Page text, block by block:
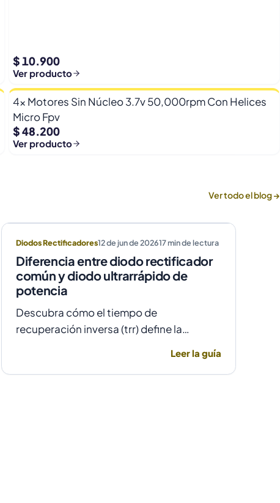
$ 10.900
Ver producto
4x Motores Sin Núcleo 3.7v 50,000rpm Con Helices
Micro Fpv
$ 48.200
Ver producto
Ver todo el blog →
Diodos Rectificadores12 de jun de 202617min de lectura
Diferencia entre diodo rectificador
común y diodo ultrarrápido de
potencia
Descubra cómo el tiempo de
recuperación inversa (trr) define la
común y uno ultrarrápido para evitar
fallas por temperatura en alta frecuencia.
Leer la guía